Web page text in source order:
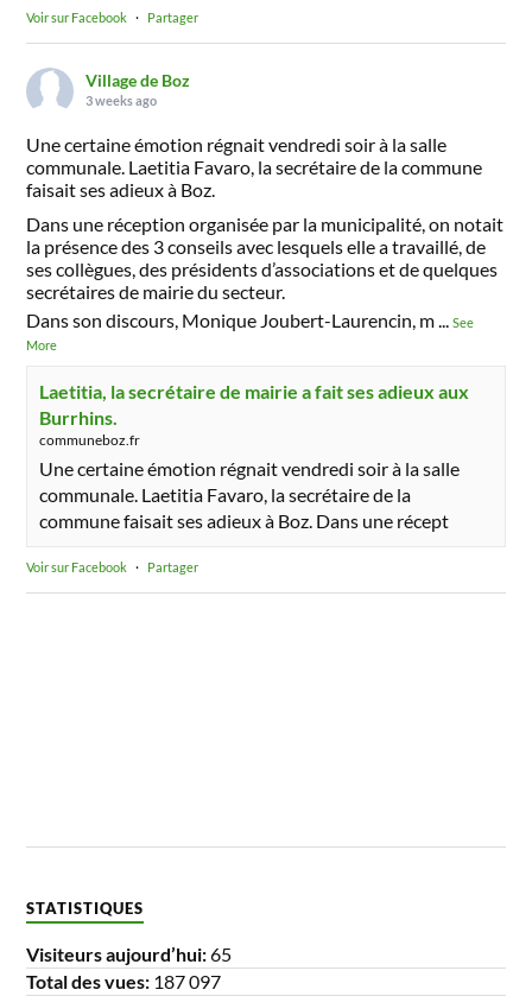
Voir sur Facebook · Partager
Village de Boz
3 weeks ago
Une certaine émotion régnait vendredi soir à la salle
communale. Laetitia Favaro, la secrétaire de la commune
faisait ses adieux à Boz.
Dans une réception organisée par la municipalité, on notait
la présence des 3 conseils avec lesquels elle a travaillé, de
ses collègues, des présidents d’associations et de quelques
secrétaires de mairie du secteur.
Dans son discours, Monique Joubert-Laurencin, m...See
More
Laetitia, la secrétaire de mairie a fait ses adieux aux
Burrhins.
communeboz.fr
Une certaine émotion régnait vendredi soir à la salle
communale. Laetitia Favaro, la secrétaire de la
commune faisait ses adieux à Boz. Dans une récept
Voir sur Facebook · Partager
STATISTIQUES
Visiteurs aujourd’hui:65
Total des vues: 187 097